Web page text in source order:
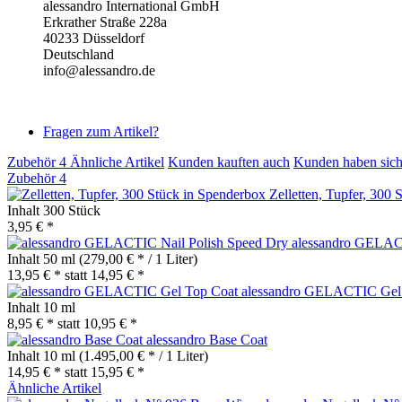
alessandro International GmbH
Erkrather Straße 228a
40233 Düsseldorf
Deutschland
info@alessandro.de
Fragen zum Artikel?
Zubehör4 Ähnliche Artikel Kunden kauften auch Kunden haben
Zubehör4
Zelletten, Tupfer, 300
Inhalt 300 Stück
3,95 € *
alessandro
Inhalt 50 ml (279,00 € * / 1 Liter)
13,95 € * statt 14,95 € *
alessandro GELACTIC
Inhalt 10 ml
8,95 € * statt 10,95 € *
alessandro Base Coat
Inhalt 10 ml (1.495,00 € * / 1 Liter)
14,95 € * statt 15,95 € *
Ähnliche Artikel